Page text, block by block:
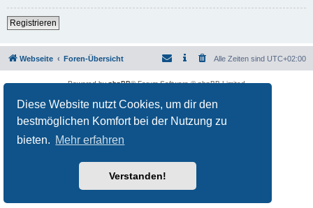
Diese Website nutzt Cookies, um dir den
bestmöglichen Komfort bei der Nutzung zu
bieten. Mehr erfahren
Verstanden!
Registrieren
Webseite Foren-Übersicht Alle Zeiten sind UTC+02:00
Powered byphpBB® Forum Software © phpBB Limited
Datenschutz|Nutzungsbedingungen